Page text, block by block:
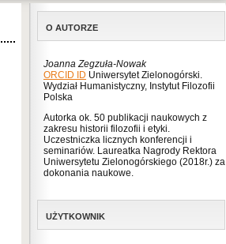
O AUTORZE
Joanna Zegzuła-Nowak
ORCID ID Uniwersytet Zielonogórski.
Wydział Humanistyczny, Instytut Filozofii
Polska
Autorka ok. 50 publikacji naukowych z
zakresu historii filozofii i etyki.
Uczestniczka licznych konferencji i
seminariów. Laureatka Nagrody Rektora
Uniwersytetu Zielonogórskiego (2018r.) za
dokonania naukowe.
UŻYTKOWNIK